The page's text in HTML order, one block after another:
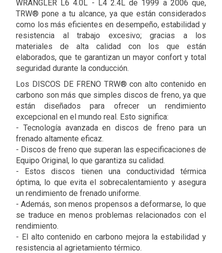
WRANGLER L6 4.0L - L4 2.4L de 1999 a 2006 que,
TRW® pone a tu alcance, ya que están considerados
como los más eficientes en desempeño, estabilidad y
resistencia al trabajo excesivo; gracias a los
materiales de alta calidad con los que están
elaborados, que te garantizan un mayor confort y total
seguridad durante la conducción.
Los DISCOS DE FRENO TRW® con alto contenido en
carbono son más que simples discos de freno, ya que
están diseñados para ofrecer un rendimiento
excepcional en el mundo real. Esto significa:
- Tecnología avanzada en discos de freno para un
frenado altamente eficaz.
- Discos de freno que superan las especificaciones de
Equipo Original, lo que garantiza su calidad.
- Estos discos tienen una conductividad térmica
óptima, lo que evita el sobrecalentamiento y asegura
un rendimiento de frenado uniforme.
- Además, son menos propensos a deformarse, lo que
se traduce en menos problemas relacionados con el
rendimiento.
- El alto contenido en carbono mejora la estabilidad y
resistencia al agrietamiento térmico.